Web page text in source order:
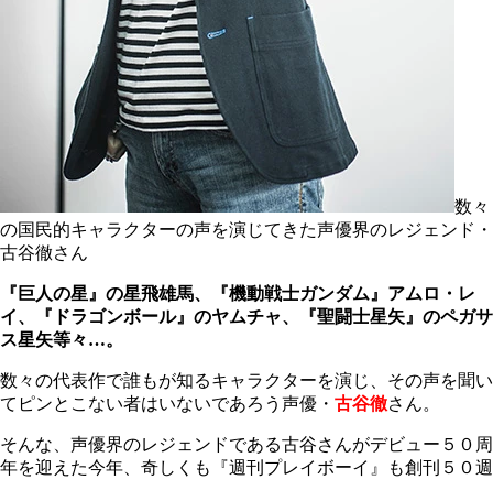
数々
の国民的キャラクターの声を演じてきた声優界のレジェンド・
古谷徹さん
『巨人の星』の星飛雄馬、『機動戦士ガンダム』アムロ・レ
イ、『ドラゴンボール』のヤムチャ、『聖闘士星矢』のペガサ
ス星矢等々…。
数々の代表作で誰もが知るキャラクターを演じ、その声を聞い
てピンとこない者はいないであろう声優・ 古谷徹さん。
そんな、声優界のレジェンドである古谷さんがデビュー５０周
年を迎えた今年、奇しくも『週刊プレイボーイ』も創刊５０週